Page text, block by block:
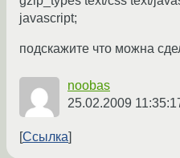
javascript;
подскажите что можна
noobas
25.02.2009
Ссылка